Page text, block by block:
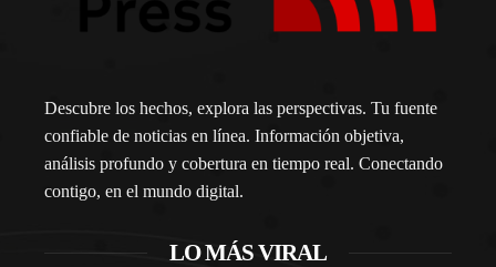
Descubre los hechos, explora las perspectivas. Tu fuente
confiable de noticias en línea. Información objetiva,
análisis profundo y cobertura en tiempo real. Conectando
contigo, en el mundo digital.
LO MÁS VIRAL